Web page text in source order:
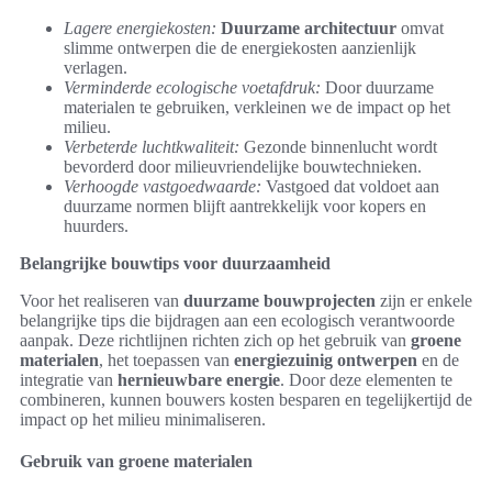
Lagere energiekosten: Duurzame architectuur omvat
slimme ontwerpen die de energiekosten aanzienlijk
verlagen.
Verminderde ecologische voetafdruk: Door duurzame
materialen te gebruiken, verkleinen we de impact op het
milieu.
Verbeterde luchtkwaliteit: Gezonde binnenlucht wordt
bevorderd door milieuvriendelijke bouwtechnieken.
Verhoogde vastgoedwaarde: Vastgoed dat voldoet aan
duurzame normen blijft aantrekkelijk voor kopers en
huurders.
Belangrijke bouwtips voor duurzaamheid
Voor het realiseren van duurzame bouwprojecten zijn er enkele
belangrijke tips die bijdragen aan een ecologisch verantwoorde
aanpak. Deze richtlijnen richten zich op het gebruik van groene
materialen, het toepassen van energiezuinig ontwerpen en de
integratie van hernieuwbare energie. Door deze elementen te
combineren, kunnen bouwers kosten besparen en tegelijkertijd de
impact op het milieu minimaliseren.
Gebruik van groene materialen